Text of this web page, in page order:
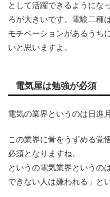
として活躍できるようにな
ろが大きいです。電験二種
モチベーションがあるうち
いと思いますよ。
電気屋は勉強が必須
電気の業界というのは日進
この業界に骨をうずめる覚
必須となりますね。
というの電気業界というの
できない人は嫌われる」と